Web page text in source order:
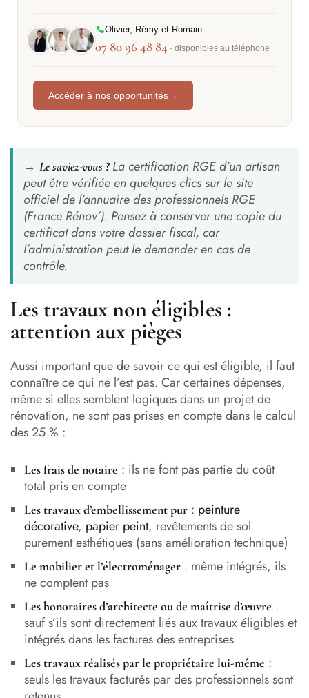
Olivier, Rémy et Romain
07 80 96 48 84 · disponibles au téléphone
Accéder à nos opportunités→
→ Le saviez-vous ?La certification RGE d’un artisan
peut être vérifiée en quelques clics sur le site
officiel de l’annuaire des professionnels RGE
(France Rénov’). Pensez à conserver une copie du
certificat dans votre dossier fiscal, car
l’administration peut le demander en cas de
contrôle.
Les travaux non éligibles :
attention aux pièges
Aussi important que de savoir ce qui est éligible, il faut
connaître ce qui ne l’est pas. Car certaines dépenses,
même si elles semblent logiques dans un projet de
rénovation, ne sont pas prises en compte dans le calcul
des 25 % :
Les frais de notaire : ils ne font pas partie du coût
total pris en compte
Les travaux d’embellissement pur: peinture
décorative, papier peint, revêtements de sol
purement esthétiques (sans amélioration technique)
Le mobilier et l’électroménager: même intégrés, ils
ne comptent pas
Leshonoraires d’architecte ou de maîtrise d’œuvre :
sauf s’ils sont directement liés aux travaux éligibles et
intégrés dans les factures des entreprises
Les travaux réalisés par le propriétaire lui-même :
seuls les travaux facturés par des professionnels sont